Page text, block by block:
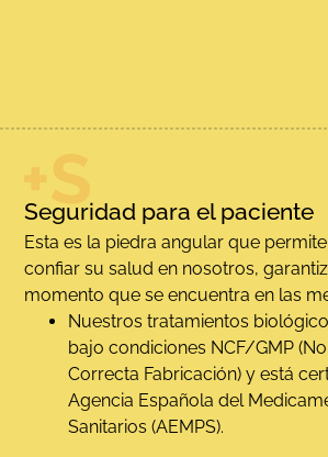
Seguridad para el paciente
Esta es la piedra angular que
confiar su salud en nosotros,
momento que se encuentra en las
Nuestros tratamientos
bajo condiciones NCF/GMP
Correcta Fabricación) y está
Agencia Española del
Sanitarios (AEMPS).